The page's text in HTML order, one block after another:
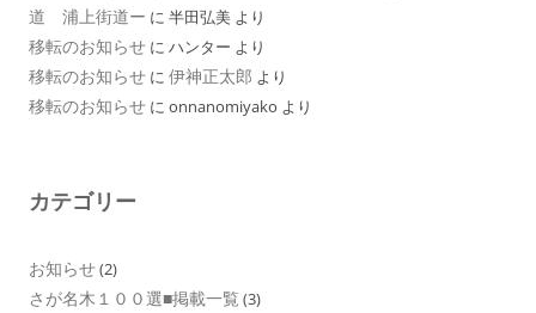
道 浦上街道ー に 半田弘美 より
移転のお知らせ に ハンター より
移転のお知らせ に 伊神正太郎 より
移転のお知らせ に onnanomiyako より
カテゴリー
お知らせ(2)
さが名木１００選■掲載一覧 (3)